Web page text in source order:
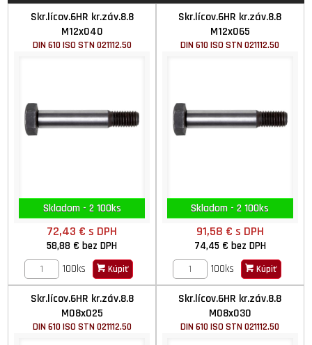
Skr.lícov.6HR kr.záv.8.8
M12x040
DIN 610 ISO STN 021112.50
Skladom - 2 100ks
72,43 €s DPH
58,88 €bez DPH
100ks
Kúpiť
Skr.lícov.6HR kr.záv.8.8
M12x065
DIN 610 ISO STN 021112.50
Skladom - 2 100ks
91,58 € s DPH
74,45 € bez DPH
100ks
Kúpiť
Skr.lícov.6HR kr.záv.8.8
M08x025
DIN 610 ISO STN 021112.50
Skr.lícov.6HR kr.záv.8.8
M08x030
DIN 610 ISO STN 021112.50